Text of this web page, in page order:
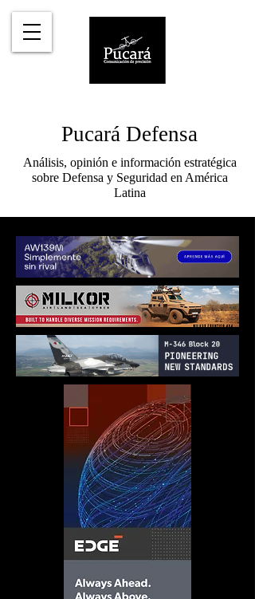
Pucará Defensa
Análisis, opinión e información estratégica
sobre Defensa y Seguridad en América
Latina